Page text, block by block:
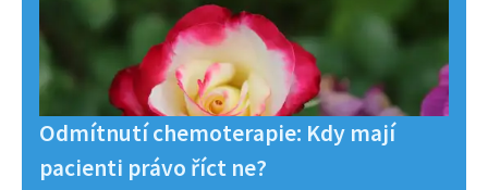
Odmítnutí chemoterapie: Kdy mají
pacienti právo říct ne?